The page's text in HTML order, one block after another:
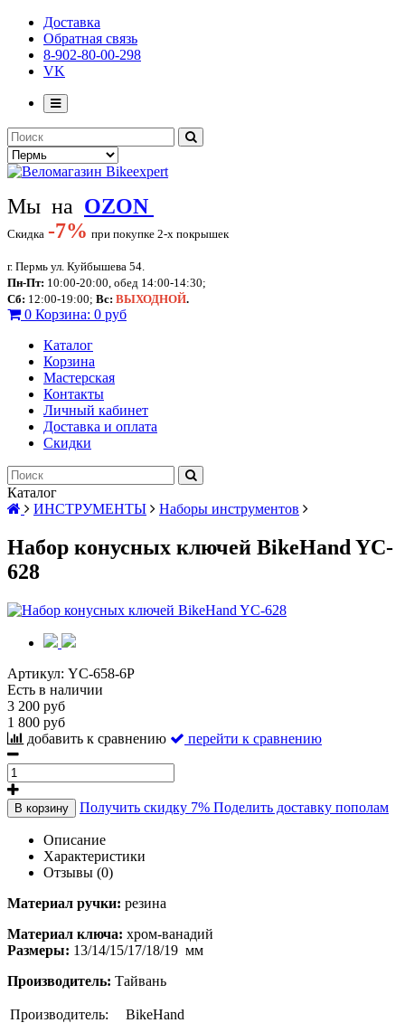
Доставка
Обратная связь
8-902-80-00-298
VK
Мы на OZON
Скидка -7% при покупке 2-х покрышек
г. Пермь ул. Куйбышева 54.
Пн-Пт: 10:00-20:00, обед 14:00-14:30;
Сб: 12:00-19:00; Вс: ВЫХОДНОЙ.
0 Корзина: 0 руб
Каталог
Корзина
Мастерская
Контакты
Личный кабинет
Доставка и оплата
Скидки
Каталог
ИНСТРУМЕНТЫ
Наборы инструментов
Набор конусных ключей BikeHand YC-
628
Артикул: YC-658-6P
Есть в наличии
3 200 руб
1 800 руб
добавить к сравнению
перейти к сравнению
В корзину Получить скидку 7% Поделить доставку пополам
Описание
Характеристики
Отзывы (0)
Материал ручки: резина
Материал ключа: хром-ванадий
Размеры: 13/14/15/17/18/19 мм
Производитель: Тайвань
Производитель:
BikeHand